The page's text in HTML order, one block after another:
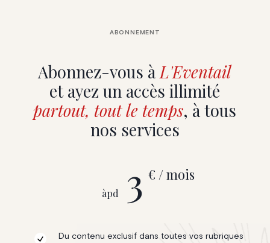
Abonnez-vous àL'Eventail
et ayez un accès illimité
partout, tout le temps, à tous
nos services
ABONNEMENT
àpd 3 € / mois
Du contenu exclusif dans toutes vos rubriques